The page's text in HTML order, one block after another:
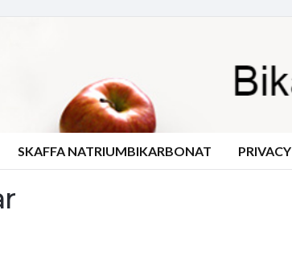
SKAFFA NATRIUMBIKARBONAT PRIVACY